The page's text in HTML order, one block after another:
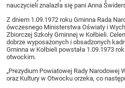
nauczycieli znalazła się pani Anna
Z dniem 1.09.1972 roku Gminna Rada
ówczesnego Ministerstwa Oświaty i
Zbiorczej Szkoły Gminnej w Kołbieli.
dobrze wyposażonych i obsadzonych
Gminna w Kołbieli powstała 1.09.1973
otwockim.
„Prezydium Powiatowej Rady Narodowej
oraz Kultury w Otwocku orzeka, co